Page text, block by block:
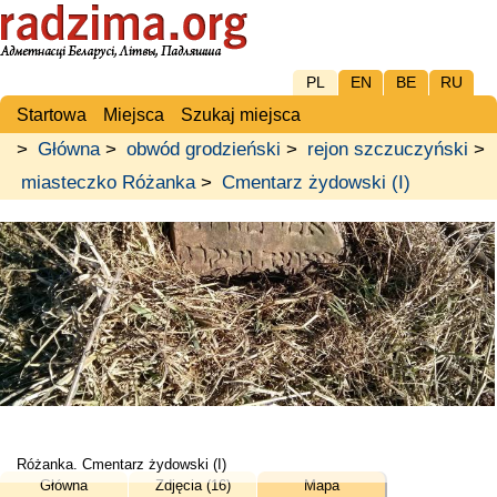
PL EN BE RU
Startowa Miejsca Szukaj miejsca
> Główna> obwód grodzieński > rejon szczuczyński >
miasteczko Różanka> Cmentarz żydowski (I)
Różanka. Cmentarz żydowski (I)
Główna Zdjęcia (16)
Mapa